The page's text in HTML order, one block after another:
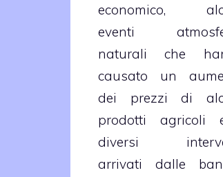
economico,
eventi
naturali che
causato un
dei prezzi di
prodotti agricoli
diversi
arrivati dalle